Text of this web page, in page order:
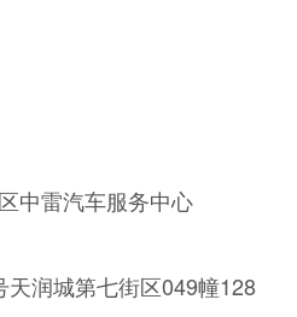
中雷汽车服务中心
天润城第七街区049幢128